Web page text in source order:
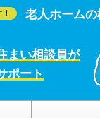
老人ホーム
まい相談員が
ポート